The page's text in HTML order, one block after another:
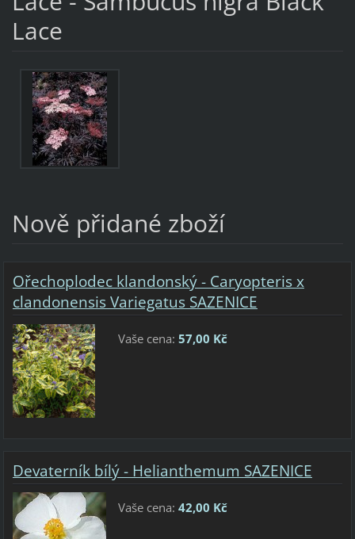
Lace
Nově přidané zboží
Ořechoplodec klandonský - Caryopteris x
clandonensis Variegatus SAZENICE
Vaše cena: 57,00 Kč
Devaterník bílý - Helianthemum SAZENICE
Vaše cena: 42,00 Kč